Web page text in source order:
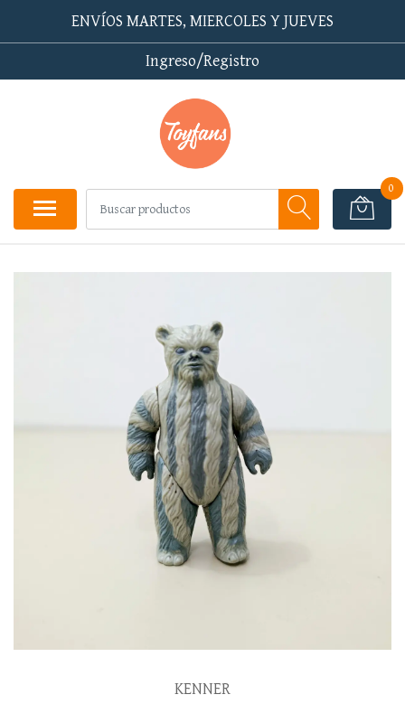
ENVÍOS MARTES, MIERCOLES Y JUEVES
Ingreso/Registro
0
KENNER